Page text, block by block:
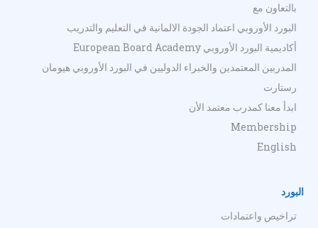
بالتعاون مع
البورد الأوروبي اعتماد الجودة الالمانية في التعليم والتدريب
أكاديمية البورد الأوروبي European Board Academy
المدربين المعتمدين والخبراء الدوليين في البورد الأوروبي هيومان
رستارت
ابدأ معنا كمدرب معتمد الأن
Membership
English
البورد
تراخيص واعتمادات